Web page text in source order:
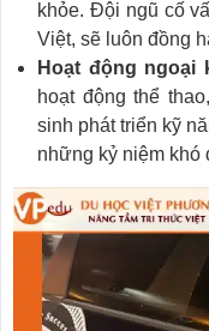
khỏe. Đội ngũ cố
Việt, sẽ luôn đồng
Hoạt động ngoại
hoạt động thể
sinh phát triển kỹ
những kỷ niệm khó